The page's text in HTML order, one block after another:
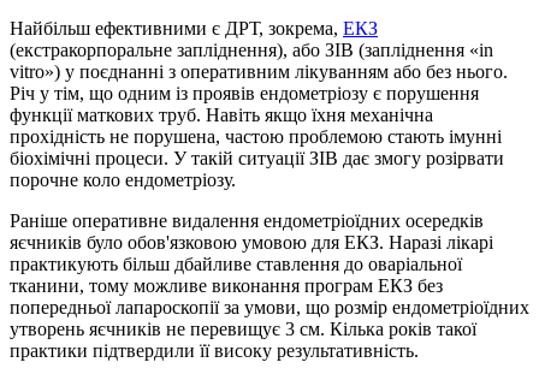
Найбільш ефективними є ДРТ, зокрема, ЕКЗ
(екстракорпоральне запліднення), або ЗІВ (запліднення «in
vitro») у поєднанні з оперативним лікуванням або без нього.
Річ у тім, що одним із проявів ендометріозу є порушення
функції маткових труб. Навіть якщо їхня механічна
прохідність не порушена, частою проблемою стають імунні
біохімічні процеси. У такій ситуації ЗІВ дає змогу розірвати
порочне коло ендометріозу.
Раніше оперативне видалення ендометріоїдних осередків
яєчників було обов'язковою умовою для ЕКЗ. Наразі лікарі
практикують більш дбайливе ставлення до оваріальної
тканини, тому можливе виконання програм ЕКЗ без
попередньої лапароскопії за умови, що розмір ендометріоїдних
утворень яєчників не перевищує 3 см. Кілька років такої
практики підтвердили її високу результативність.